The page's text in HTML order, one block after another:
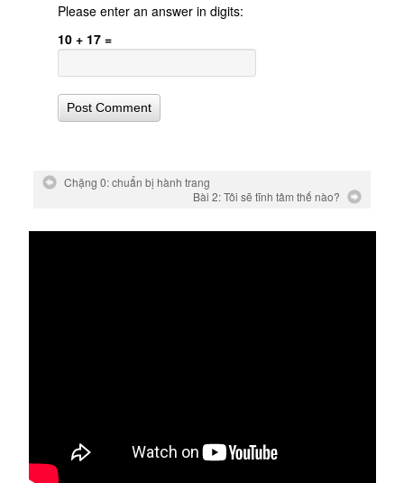
Please enter an answer in digits:
10 + 17 =
Chặng 0: chuẩn bị hành trang
Bài 2: Tôi sẽ tĩnh tâm thế nào?